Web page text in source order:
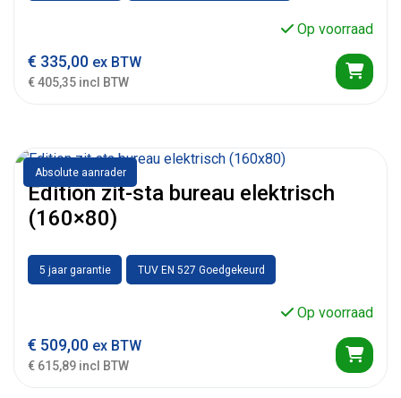
Op voorraad
€ 335,00 ex BTW
€ 405,35 incl BTW
Absolute aanrader
Edition zit-sta bureau elektrisch
(160×80)
5 jaar garantie TUV EN 527 Goedgekeurd
Op voorraad
€ 509,00 ex BTW
€ 615,89 incl BTW